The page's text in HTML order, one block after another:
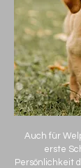
Auch für
erste
Persönlichkeit